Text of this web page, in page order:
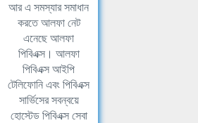
আর এ সমস্যার সমাধান
করতে আলফা নেট
এনেছে আলফা
পিবিএক্স। আলফা
পিবিএক্স আইপি
টেলিফোনি এবং পিবিএক্স
সার্ভিসের সবন্বয়ে
হোস্টেড পিবিএক্স সেবা